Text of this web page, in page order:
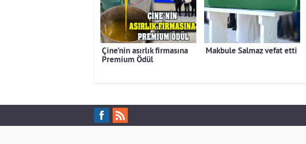
Çine’nin asırlık firmasına
Premium Ödül
Makbule Salmaz vefat etti